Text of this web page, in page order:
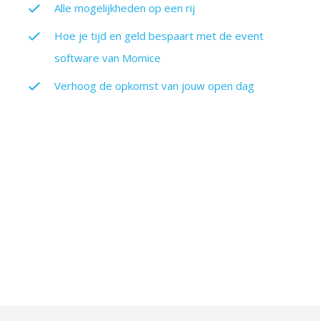
Alle mogelijkheden op een rij
Hoe je tijd en geld bespaart met de event
software van Momice
Verhoog de opkomst van jouw open dag